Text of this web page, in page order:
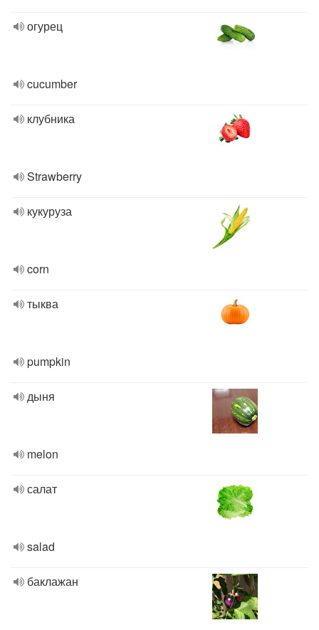
огурец
cucumber
клубника
Strawberry
кукуруза
corn
тыква
pumpkin
дыня
melon
салат
salad
баклажан